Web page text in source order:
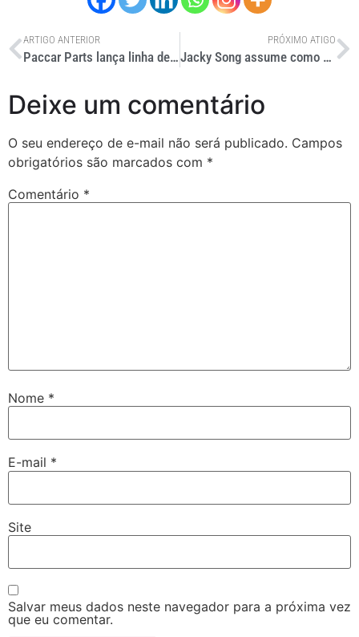
ARTIGO ANTERIOR
Paccar Parts lança linha de protetores de faróis TRP
PRÓXIMO ATIGO
Jacky Song assume como CEO do Terminal de Contêineres de Paranaguá
Deixe um comentário
O seu endereço de e-mail não será publicado. Campos
obrigatórios são marcados com *
Comentário *
Nome *
E-mail *
Site
Salvar meus dados neste navegador para a próxima vez
que eu comentar.